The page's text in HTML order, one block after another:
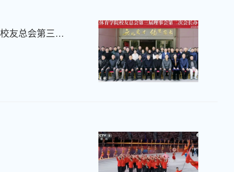
共谋、共建、共享、共进 ——南京体育学院校友总会第三届理事会第二次会长办公会顺利召开（视频）